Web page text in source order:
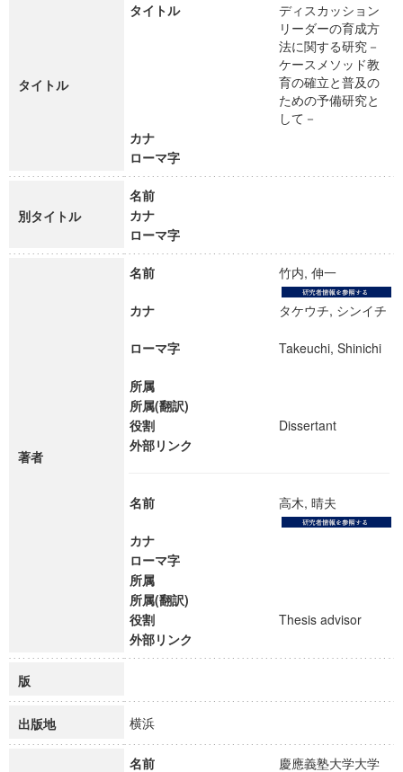
タイトル
タイトル
ディスカッション
リーダーの育成方
法に関する研究－
ケースメソッド教
育の確立と普及の
ための予備研究と
して－
カナ
ローマ字
別タイトル
名前
カナ
ローマ字
著者
名前 竹内, 伸一
カナ タケウチ, シンイチ
ローマ字 Takeuchi, Shinichi
所属
所属(翻訳)
役割
Dissertant
外部リンク
名前 高木, 晴夫
カナ
ローマ字
所属
所属(翻訳)
役割
Thesis advisor
外部リンク
版
出版地 横浜
名前 慶應義塾大学大学